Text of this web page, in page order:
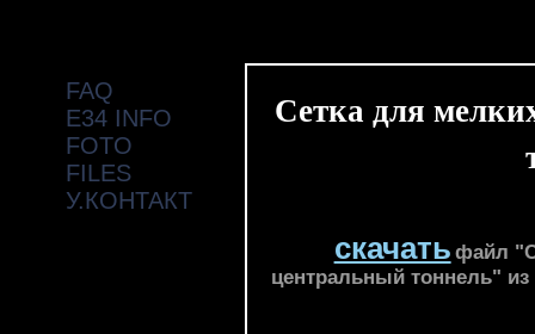
FAQ
E34 INFO
FOTO
FILES
У.КОНТАКТ
Сетка для
скачать файл
центральный тоннель"